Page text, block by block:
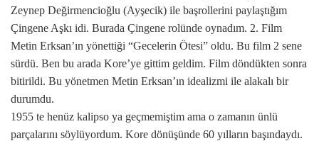
Zeynep Değirmencioğlu (Ayşecik) ile başrollerini paylaştığım
Çingene Aşkı idi. Burada Çingene rolünde oynadım. 2. Film
Metin Erksan’ın yönettiği “Gecelerin Ötesi” oldu. Bu film 2 sene
sürdü. Ben bu arada Kore’ye gittim geldim. Film döndükten sonra
bitirildi. Bu yönetmen Metin Erksan’ın idealizmi ile alakalı bir
durumdu.
1955 te henüz kalipso ya geçmemiştim ama o zamanın ünlü
parçalarını söylüyordum. Kore dönüşünde 60 yılların başındaydı.